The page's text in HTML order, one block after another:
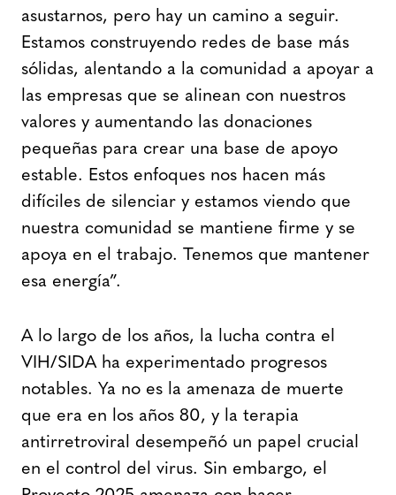
asustarnos, pero hay un camino a seguir.
Estamos construyendo redes de base más
sólidas, alentando a la comunidad a apoyar a
las empresas que se alinean con nuestros
valores y aumentando las donaciones
pequeñas para crear una base de apoyo
estable. Estos enfoques nos hacen más
difíciles de silenciar y estamos viendo que
nuestra comunidad se mantiene firme y se
apoya en el trabajo. Tenemos que mantener
esa energía”.
A lo largo de los años, la lucha contra el
VIH/SIDA ha experimentado progresos
notables. Ya no es la amenaza de muerte
que era en los años 80, y la terapia
antirretroviral desempeñó un papel crucial
en el control del virus. Sin embargo, el